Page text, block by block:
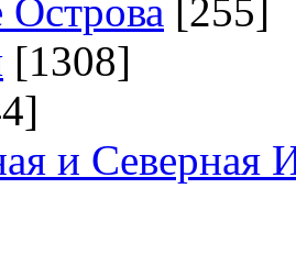
Острова [255]
[1308]
и Северная